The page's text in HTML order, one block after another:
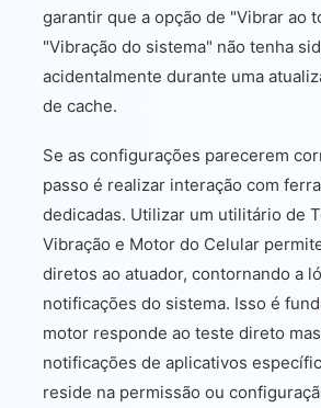
garantir que a opção de "Vibrar ao
"Vibração do sistema" não tenha
acidentalmente durante uma
de cache.
Se as configurações parecerem
passo é realizar interação com
dedicadas. Utilizar um utilitário de
Vibração e Motor do Celular
diretos ao atuador, contornando a
notificações do sistema. Isso é
motor responde ao teste direto
notificações de aplicativos
reside na permissão ou